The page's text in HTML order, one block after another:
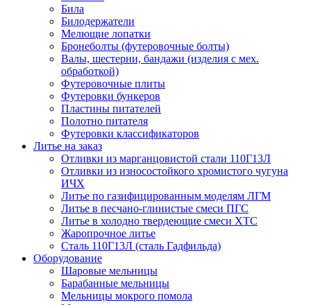
Била
Билодержатели
Мелющие лопатки
Бронеболты (футеровочные болты)
Валы, шестерни, бандажи (изделия с мех.
обработкой)
Футеровочные плиты
Футеровки бункеров
Пластины питателей
Полотно питателя
Футеровки классификаторов
Литье на заказ
Отливки из марганцовистой стали 110Г13Л
Отливки из износостойкого хромистого чугуна
ИЧХ
Литье по газифицированным моделям ЛГМ
Литье в песчано-глинистые смеси ПГС
Литье в холодно твердеющие смеси ХТС
Жаропрочное литье
Сталь 110Г13Л (сталь Гадфильда)
Оборудование
Шаровые мельницы
Барабанные мельницы
Мельницы мокрого помола